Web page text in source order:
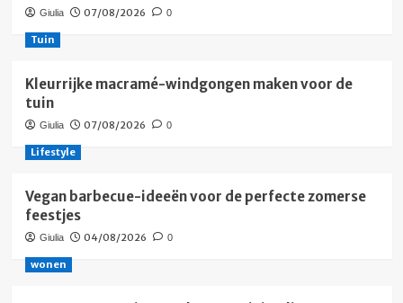
Giulia 07/08/2026 0
Tuin
Kleurrijke macramé-windgongen maken voor de
tuin
Giulia 07/08/2026 0
Lifestyle
Vegan barbecue-ideeën voor de perfecte zomerse
feestjes
Giulia 04/08/2026 0
wonen